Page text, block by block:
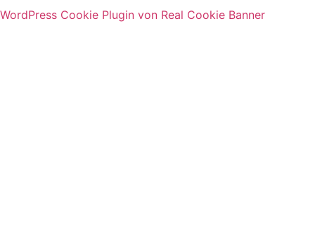
WordPress Cookie Plugin von Real Cookie Banner